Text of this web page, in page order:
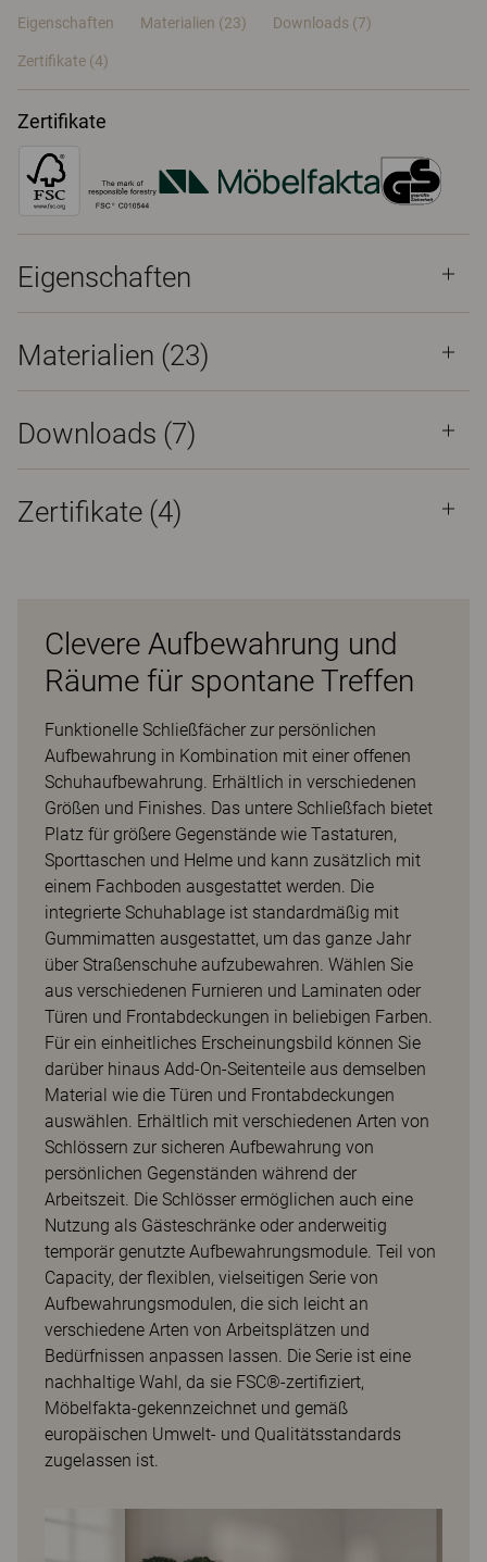
Eigenschaften Materialien (23) Downloads (7)
Zertifikate (4)
Zertifikate
Eigenschaften
Materialien (23)
Downloads (7)
Zertifikate (4)
Clevere Aufbewahrung und
Räume für spontane Treffen
Funktionelle Schließfächer zur persönlichen
Aufbewahrung in Kombination mit einer offenen
Schuhaufbewahrung. Erhältlich in verschiedenen
Größen und Finishes. Das untere Schließfach bietet
Platz für größere Gegenstände wie Tastaturen,
Sporttaschen und Helme und kann zusätzlich mit
einem Fachboden ausgestattet werden. Die
integrierte Schuhablage ist standardmäßig mit
Gummimatten ausgestattet, um das ganze Jahr
über Straßenschuhe aufzubewahren. Wählen Sie
aus verschiedenen Furnieren und Laminaten oder
Türen und Frontabdeckungen in beliebigen Farben.
Für ein einheitliches Erscheinungsbild können Sie
darüber hinaus Add-On-Seitenteile aus demselben
Material wie die Türen und Frontabdeckungen
auswählen. Erhältlich mit verschiedenen Arten von
Schlössern zur sicheren Aufbewahrung von
persönlichen Gegenständen während der
Arbeitszeit. Die Schlösser ermöglichen auch eine
Nutzung als Gästeschränke oder anderweitig
temporär genutzte Aufbewahrungsmodule. Teil von
Capacity, der flexiblen, vielseitigen Serie von
Aufbewahrungsmodulen, die sich leicht an
verschiedene Arten von Arbeitsplätzen und
Bedürfnissen anpassen lassen. Die Serie ist eine
nachhaltige Wahl, da sie FSC®-zertifiziert,
Möbelfakta-gekennzeichnet und gemäß
europäischen Umwelt- und Qualitätsstandards
zugelassen ist.